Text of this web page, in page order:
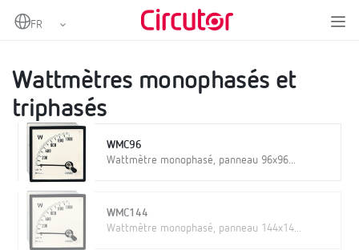
Home Instrumentation analogique
Wattmètres monophasés et
triphasés
WMC96
Wattmètre monophasé, panneau 96x96...
WMC144
Wattmètre monophasé, panneau 144x14...